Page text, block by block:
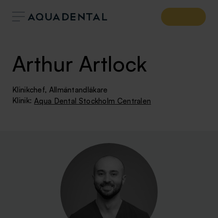
Arthur Artlock
Klinikchef, Allmäntandläkare
Klinik: Aqua Dental Stockholm Centralen